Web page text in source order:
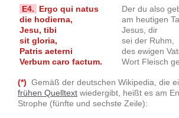
E4.
Ergo qui natus
die hodierna,
Jesu, tibi
sit gloria,
Patris aeterni
Verbum caro factum.
Der du also
am heutigen
Jesus, dir
sei der Ruhm,
des ewigen
Wort Fleisch
(*) Gemäß der deutschen Wikipedia, die
frühen Quelltext wiedergibt, heißt es am
Strophe (fünfte und sechste Zeile):